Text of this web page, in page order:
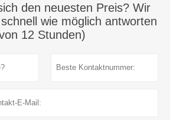
den neuesten Preis? Wir
wie möglich antworten
12 Stunden)